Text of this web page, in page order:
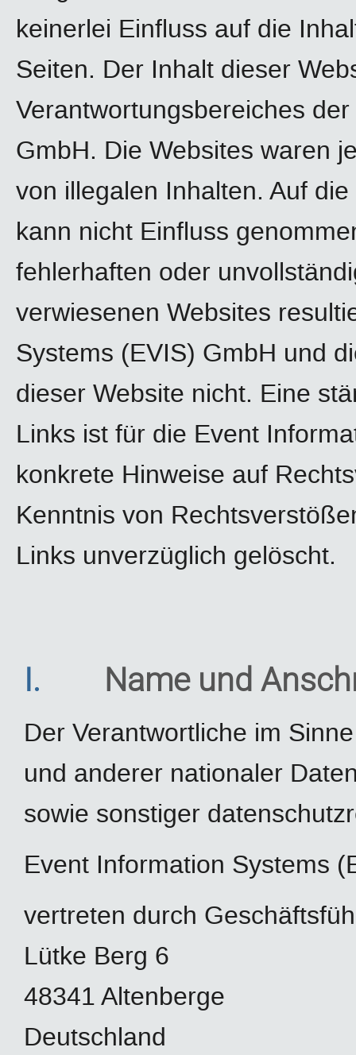
keinerlei Einfluss auf die
Seiten. Der Inhalt dieser
Verantwortungsbereiches
GmbH. Die Websites waren
von illegalen Inhalten. Auf
kann nicht Einfluss
fehlerhaften oder
verwiesenen Websites
Systems (EVIS) GmbH und
dieser Website nicht. Eine
Links ist für die Event
konkrete Hinweise auf
Kenntnis von
Links unverzüglich gelöscht.
I. Name und
Der Verantwortliche im
und anderer nationaler
sowie sonstiger
Event Information Systems
vertreten durch
Lütke Berg 6
48341 Altenberge
Deutschland